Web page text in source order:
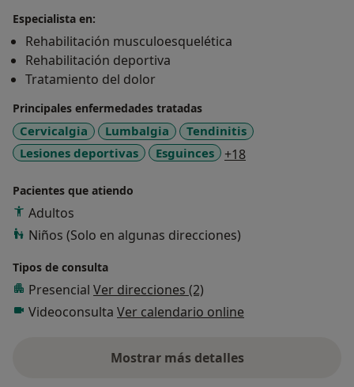
través de tratamiento rehabilitador (fisioterápico),
farmacológico e intervencionista. Me esfuerzo en
mantener un trato profesional y cercano con todos
mis pacientes para obtener un resultado excelente.
Especialista en:
Rehabilitación musculoesquelética
Rehabilitación deportiva
Tratamiento del dolor
Principales enfermedades tratadas
Cervicalgia Lumbalgia
Tendinitis
Lesiones deportivas
Esguinces +18
Pacientes que atiendo
Adultos
Niños (Solo en algunas direcciones)
Tipos de consulta
Presencial Ver direcciones (2)
Videoconsulta Ver calendario online
Mostrar más detalles
sobre la experiencia